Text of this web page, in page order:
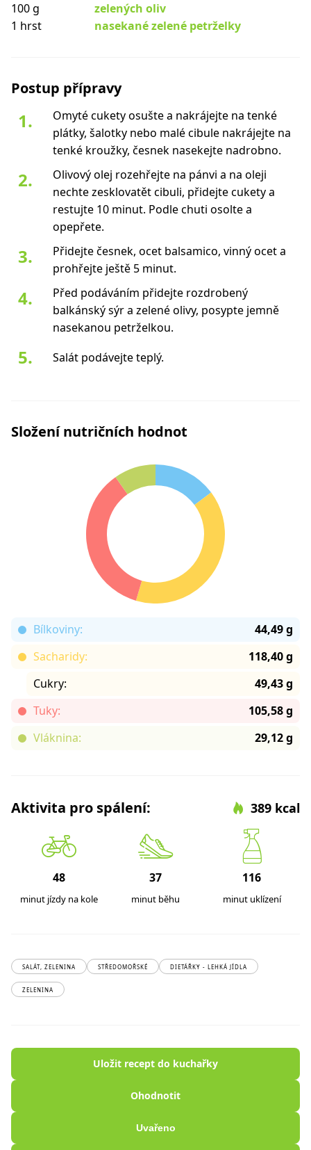
100 g
zelených oliv
1 hrst
nasekané zelené petrželky
Postup přípravy
Omyté cukety osušte a nakrájejte na tenké
plátky, šalotky nebo malé cibule nakrájejte na
tenké kroužky, česnek nasekejte nadrobno.
Olivový olej rozehřejte na pánvi a na oleji
nechte zesklovatět cibuli, přidejte cukety a
restujte 10 minut. Podle chuti osolte a
opepřete.
Přidejte česnek, ocet balsamico, vinný ocet a
prohřejte ještě 5 minut.
Před podáváním přidejte rozdrobený
balkánský sýr a zelené olivy, posypte jemně
nasekanou petrželkou.
Salát podávejte teplý.
Složení nutričních hodnot
Bílkoviny:
44,49 g
Sacharidy:
118,40 g
Cukry:
49,43 g
Tuky:
105,58 g
Vláknina:
29,12 g
Aktivita pro spálení: 389 kcal
48
minut jízdy na kole
37
minut běhu
116
minut uklízení
SALÁT, ZELENINA STŘEDOMOŘSKÉ DIETÁŘKY - LEHKÁ JÍDLA
ZELENINA
Uložit recept do kuchařky
Ohodnotit
Uvařeno